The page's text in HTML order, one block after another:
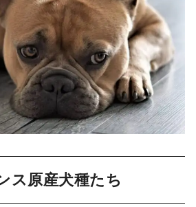
ス原産犬種たち